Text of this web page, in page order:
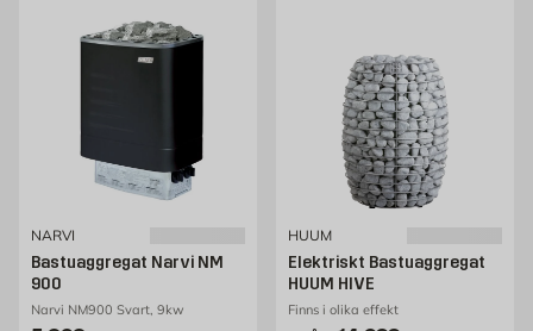
NARVI
Bastuaggregat Narvi NM
900
Narvi NM900 Svart, 9kw
HUUM
Elektriskt Bastuaggregat
HUUM HIVE
Finns i olika effekt